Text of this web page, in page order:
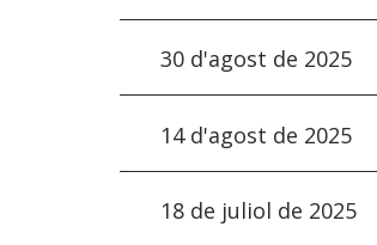
30 d'agost de 2025
14 d'agost de 2025
18 de juliol de 2025